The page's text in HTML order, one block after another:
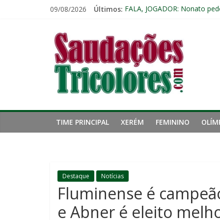
09/08/2026 Últimos: FALA, JOGADOR: Nonato
Ignácio celebra mais um gol
Ganso atinge limite de
Saudações
Tricolores
TIME PRINCIPAL XERÉM FEMININO
Destaque Notícias
Fluminense é
e Abner é eleito